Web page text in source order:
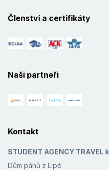
Členství a certifikáty
Naši partneři
Kontakt
STUDENT AGENCY TRAVEL
Dům pánů z Lipé